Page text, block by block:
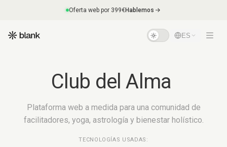
Oferta web por 399€Hablemos
ES
Club delAlma
Plataforma web a medida para una comunidad de
facilitadores, yoga, astrología y bienestar holístico.
TECNOLOGÍAS USADAS: